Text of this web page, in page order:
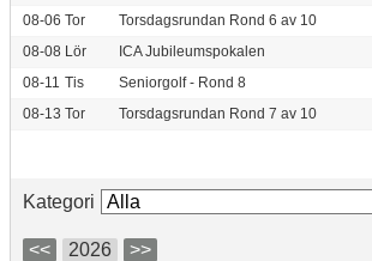
08-06 Tor
Torsdagsrundan Rond 6 av 10
08-08 Lör
ICA Jubileumspokalen
08-11 Tis
Seniorgolf - Rond 8
08-13 Tor Torsdagsrundan Rond 7 av 10
Kategori
<< 2026 >>